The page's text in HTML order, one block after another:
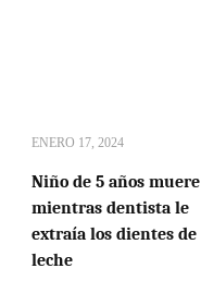
ENERO 17, 2024
Niño de 5 años muere
mientras dentista le
extraía los dientes de
leche